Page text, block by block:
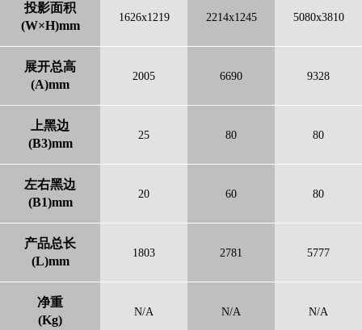
投影面积
(W×H)mm
1626x1219 2214x1245 5080x3810
展开总高
(A)mm
2005 6690 9328
上黑边
(B3)mm
25 80 80
左右黑边
(B1)mm
20 60 80
产品总长
(L)mm
1803 2781 5777
净重
(Kg)
N/A N/A N/A